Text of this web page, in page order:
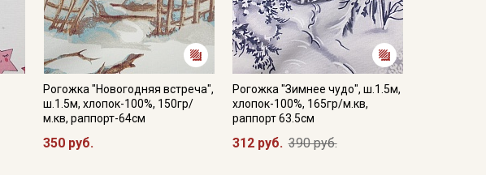
Рогожка "Новогодняя встреча",
ш.1.5м, хлопок-100%, 150гр/
м.кв, раппорт-64см
350 руб.
Рогожка "Зимнее чудо", ш.1.5м,
хлопок-100%, 165гр/м.кв,
раппорт 63.5см
312 руб. 390 руб.